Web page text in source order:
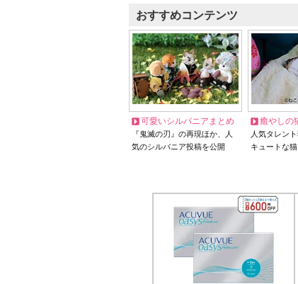
おすすめコンテンツ
可愛いシルバニアまとめ
『鬼滅の刃』の再現ほか、人
気のシルバニア投稿を公開
癒やしの
人気タレン
キュートな猫